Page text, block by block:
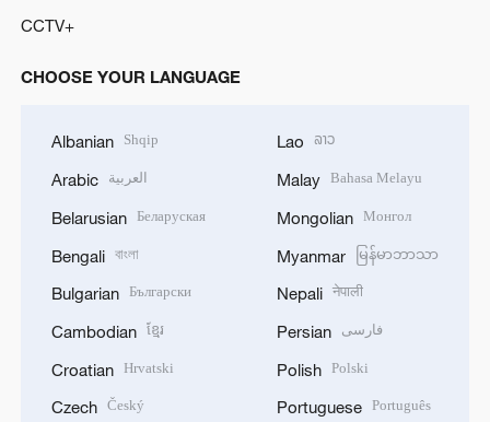
CCTV+
CHOOSE YOUR LANGUAGE
Albanian Shqip
Arabic العربية
Belarusian Беларуская
Bengali বাংলা
Bulgarian Български
Cambodian ខ្មែរ
Croatian Hrvatski
Czech Český
Lao ລາວ
Malay Bahasa Melayu
Mongolian Монгол
Myanmar မြန်မာဘာသာ
Nepali नेपाली
Persian فارسی
Polish Polski
Portuguese Português